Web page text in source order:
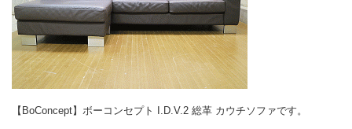
【BoConcept】ボーコンセプト I.D.V.2 総革 カウチソファです。